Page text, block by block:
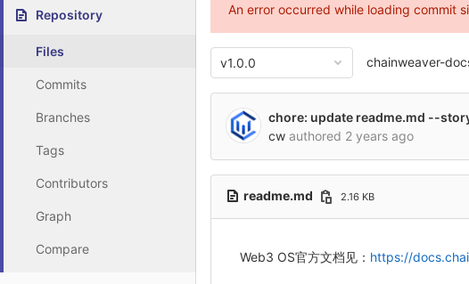
Repository
Files
Commits
Branches
Tags
Contributors
Graph
Compare
An error occurred while loading commit
v1.0.0 chainweaver-
chore: update readme.md --
cw authored 2 years ago
readme.md 2.16 KB
Web3 OS官方文档见： https://